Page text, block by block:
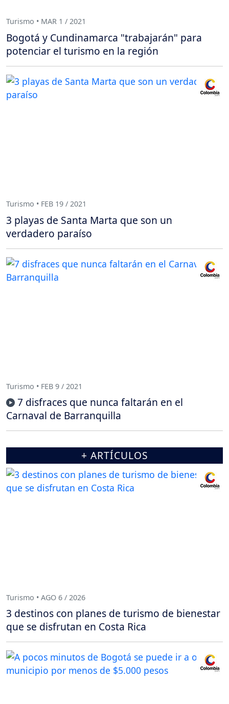
Turismo • MAR 1 / 2021
Bogotá y Cundinamarca "trabajarán" para
potenciar el turismo en la región
Turismo • FEB 19 / 2021
3 playas de Santa Marta que son un
verdadero paraíso
Turismo • FEB 9 / 2021
7 disfraces que nunca faltarán en el
Carnaval de Barranquilla
+ ARTÍCULOS
Turismo • AGO 6 / 2026
3 destinos con planes de turismo de bienestar
que se disfrutan en Costa Rica